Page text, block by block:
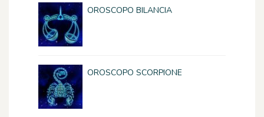
OROSCOPO BILANCIA
OROSCOPO SCORPIONE